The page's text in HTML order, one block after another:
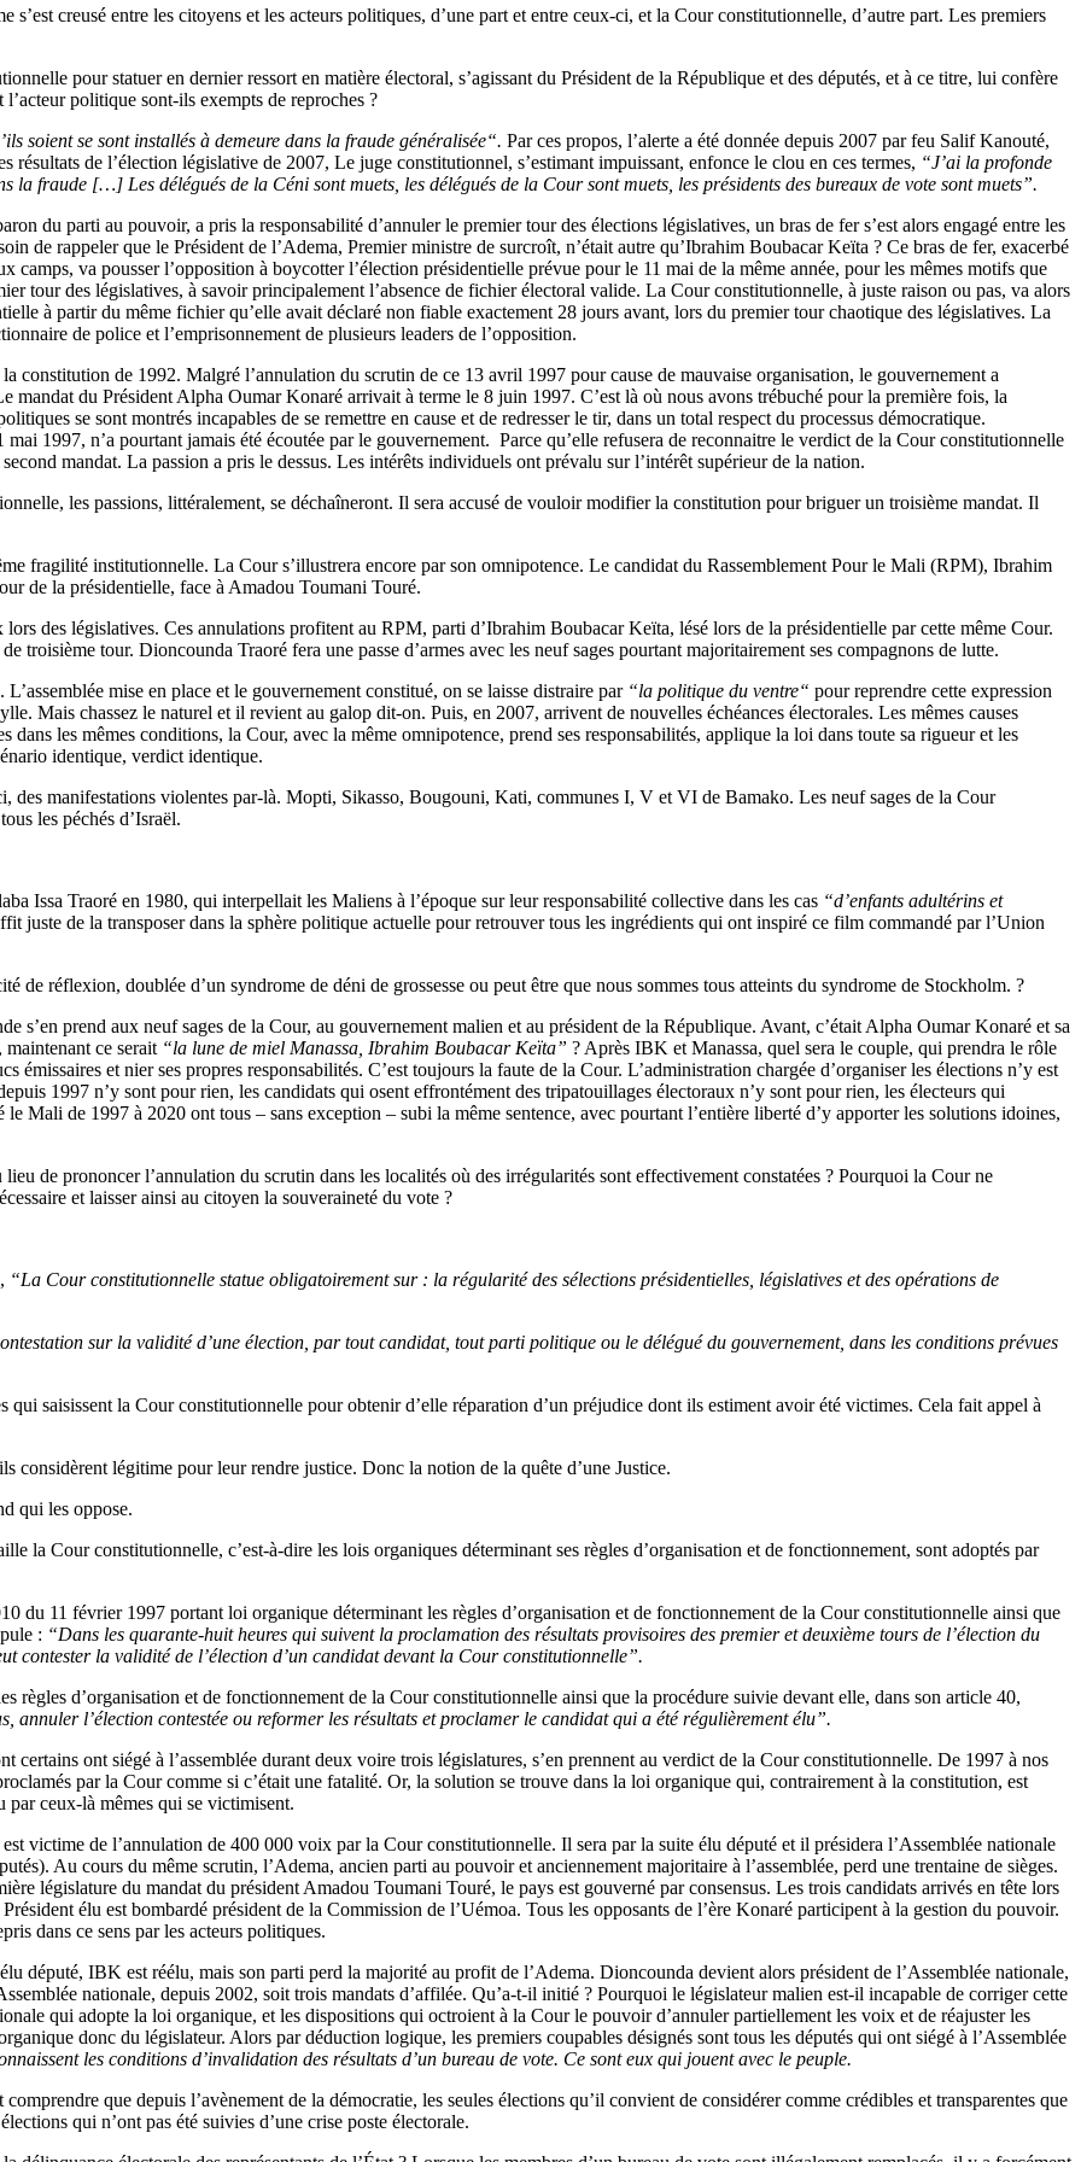
creusé entre les citoyens et les acteurs politiques, d’une part et entre ceux-ci, et la Cour constitutionnelle, d’autre part. Les premiers
pour statuer en dernier ressort en matière électoral, s’agissant du Président de la République et des députés, et à ce titre, lui confère
politique sont-ils exempts de reproches ?
soient se sont installés à demeure dans la fraude généralisée“. Par ces propos, l’alerte a été donnée depuis 2007 par feu Salif Kanouté,
de l’élection législative de 2007, Le juge constitutionnel, s’estimant impuissant, enfonce le clou en ces termes, “J’ai la profonde
la fraude […] Les délégués de la Céni sont muets, les délégués de la Cour sont muets, les présidents des bureaux de vote sont muets”.
du parti au pouvoir, a pris la responsabilité d’annuler le premier tour des élections législatives, un bras de fer s’est alors engagé entre les
de rappeler que le Président de l’Adema, Premier ministre de surcroît, n’était autre qu’Ibrahim Boubacar Keïta ? Ce bras de fer, exacerbé
camps, va pousser l’opposition à boycotter l’élection présidentielle prévue pour le 11 mai de la même année, pour les mêmes motifs que
tour des législatives, à savoir principalement l’absence de fichier électoral valide. La Cour constitutionnelle, à juste raison ou pas, va alors
à partir du même fichier qu’elle avait déclaré non fiable exactement 28 jours avant, lors du premier tour chaotique des législatives. La
de police et l’emprisonnement de plusieurs leaders de l’opposition.
constitution de 1992. Malgré l’annulation du scrutin de ce 13 avril 1997 pour cause de mauvaise organisation, le gouvernement a
mandat du Président Alpha Oumar Konaré arrivait à terme le 8 juin 1997. C’est là où nous avons trébuché pour la première fois, la
se sont montrés incapables de se remettre en cause et de redresser le tir, dans un total respect du processus démocratique.
1997, n’a pourtant jamais été écoutée par le gouvernement. Parce qu’elle refusera de reconnaitre le verdict de la Cour constitutionnelle
mandat. La passion a pris le dessus. Les intérêts individuels ont prévalu sur l’intérêt supérieur de la nation.
les passions, littéralement, se déchaîneront. Il sera accusé de vouloir modifier la constitution pour briguer un troisième mandat. Il
fragilité institutionnelle. La Cour s’illustrera encore par son omnipotence. Le candidat du Rassemblement Pour le Mali (RPM), Ibrahim
de la présidentielle, face à Amadou Toumani Touré.
des législatives. Ces annulations profitent au RPM, parti d’Ibrahim Boubacar Keïta, lésé lors de la présidentielle par cette même Cour.
troisième tour. Dioncounda Traoré fera une passe d’armes avec les neuf sages pourtant majoritairement ses compagnons de lutte.
mise en place et le gouvernement constitué, on se laisse distraire par “la politique du ventre“ pour reprendre cette expression
Mais chassez le naturel et il revient au galop dit-on. Puis, en 2007, arrivent de nouvelles échéances électorales. Les mêmes causes
dans les mêmes conditions, la Cour, avec la même omnipotence, prend ses responsabilités, applique la loi dans toute sa rigueur et les
identique, verdict identique.
des manifestations violentes par-là. Mopti, Sikasso, Bougouni, Kati, communes I, V et VI de Bamako. Les neuf sages de la Cour
les péchés d’Israël.
Issa Traoré en 1980, qui interpellait les Maliens à l’époque sur leur responsabilité collective dans les cas “d’enfants adultérins et
juste de la transposer dans la sphère politique actuelle pour retrouver tous les ingrédients qui ont inspiré ce film commandé par l’Union
de réflexion, doublée d’un syndrome de déni de grossesse ou peut être que nous sommes tous atteints du syndrome de Stockholm. ?
s’en prend aux neuf sages de la Cour, au gouvernement malien et au président de la République. Avant, c’était Alpha Oumar Konaré et sa
ce serait “la lune de miel Manassa, Ibrahim Boubacar Keïta” ? Après IBK et Manassa, quel sera le couple, qui prendra le rôle
et nier ses propres responsabilités. C’est toujours la faute de la Cour. L’administration chargée d’organiser les élections n’y est
1997 n’y sont pour rien, les candidats qui osent effrontément des tripatouillages électoraux n’y sont pour rien, les électeurs qui
Mali de 1997 à 2020 ont tous – sans exception – subi la même sentence, avec pourtant l’entière liberté d’y apporter les solutions idoines,
de prononcer l’annulation du scrutin dans les localités où des irrégularités sont effectivement constatées ? Pourquoi la Cour ne
et laisser ainsi au citoyen la souveraineté du vote ?
“La Cour constitutionnelle statue obligatoirement sur : la régularité des sélections présidentielles, législatives et des opérations de
sur la validité d’une élection, par tout candidat, tout parti politique ou le délégué du gouvernement, dans les conditions prévues
qui saisissent la Cour constitutionnelle pour obtenir d’elle réparation d’un préjudice dont ils estiment avoir été victimes. Cela fait appel à
considèrent légitime pour leur rendre justice. Donc la notion de la quête d’une Justice.
qui les oppose.
la Cour constitutionnelle, c’est-à-dire les lois organiques déterminant ses règles d’organisation et de fonctionnement, sont adoptés par
du 11 février 1997 portant loi organique déterminant les règles d’organisation et de fonctionnement de la Cour constitutionnelle ainsi que
: “Dans les quarante-huit heures qui suivent la proclamation des résultats provisoires des premier et deuxième tours de l’élection du
contester la validité de l’élection d’un candidat devant la Cour constitutionnelle”.
d’organisation et de fonctionnement de la Cour constitutionnelle ainsi que la procédure suivie devant elle, dans son article 40,
annuler l’élection contestée ou reformer les résultats et proclamer le candidat qui a été régulièrement élu”.
ont siégé à l’assemblée durant deux voire trois législatures, s’en prennent au verdict de la Cour constitutionnelle. De 1997 à nos
par la Cour comme si c’était une fatalité. Or, la solution se trouve dans la loi organique qui, contrairement à la constitution, est
par ceux-là mêmes qui se victimisent.
victime de l’annulation de 400 000 voix par la Cour constitutionnelle. Il sera par la suite élu député et il présidera l’Assemblée nationale
Au cours du même scrutin, l’Adema, ancien parti au pouvoir et anciennement majoritaire à l’assemblée, perd une trentaine de sièges.
législature du mandat du président Amadou Toumani Touré, le pays est gouverné par consensus. Les trois candidats arrivés en tête lors
élu est bombardé président de la Commission de l’Uémoa. Tous les opposants de l’ère Konaré participent à la gestion du pouvoir.
dans ce sens par les acteurs politiques.
député, IBK est réélu, mais son parti perd la majorité au profit de l’Adema. Dioncounda devient alors président de l’Assemblée nationale,
nationale, depuis 2002, soit trois mandats d’affilée. Qu’a-t-il initié ? Pourquoi le législateur malien est-il incapable de corriger cette
qui adopte la loi organique, et les dispositions qui octroient à la Cour le pouvoir d’annuler partiellement les voix et de réajuster les
donc du législateur. Alors par déduction logique, les premiers coupables désignés sont tous les députés qui ont siégé à l’Assemblée
les conditions d’invalidation des résultats d’un bureau de vote. Ce sont eux qui jouent avec le peuple.
que depuis l’avènement de la démocratie, les seules élections qu’il convient de considérer comme crédibles et transparentes que
qui n’ont pas été suivies d’une crise poste électorale.